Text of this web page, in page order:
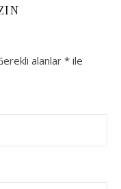
alanlar* ile